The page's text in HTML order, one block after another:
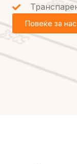
Повеќе за нас